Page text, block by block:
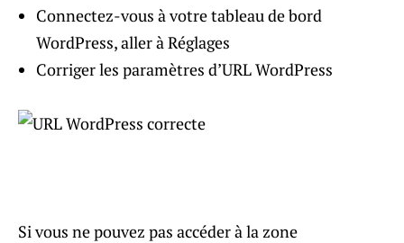
Connectez-vous à votre tableau de bord
WordPress, aller à Réglages
Corriger les paramètres d’URL WordPress
Si vous ne pouvez pas accéder à la zone